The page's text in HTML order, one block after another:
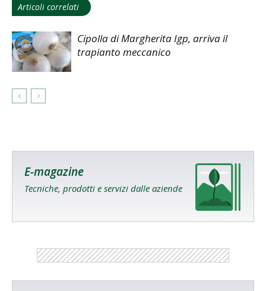
Articoli correlati
Cipolla di Margherita Igp, arriva il
trapianto meccanico
E-magazine
Tecniche, prodotti e servizi dalle aziende